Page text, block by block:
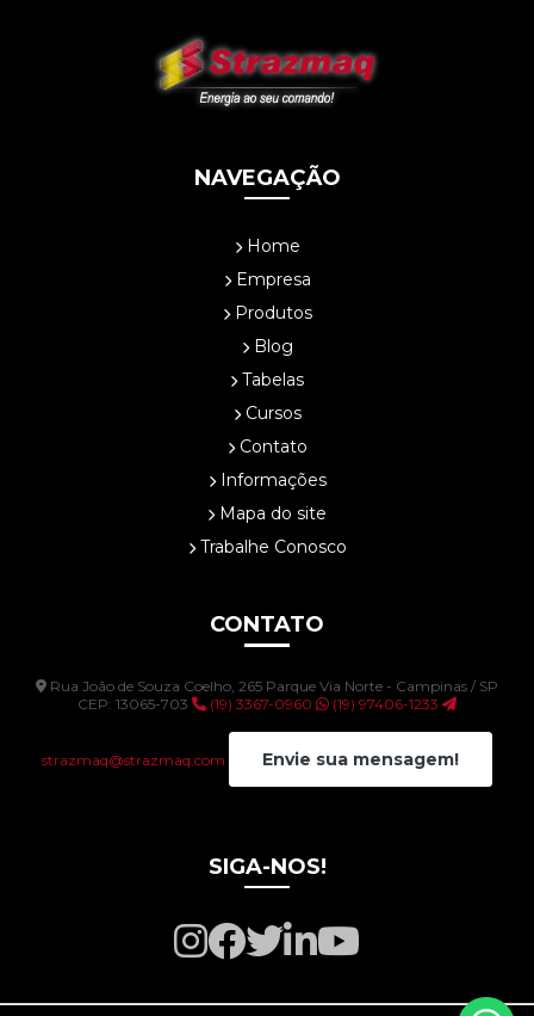
NAVEGAÇÃO
Home
Empresa
Produtos
Blog
Tabelas
Cursos
Contato
Informações
Mapa do site
Trabalhe Conosco
CONTATO
Rua João de Souza Coelho, 265 Parque Via Norte - Campinas / SP
CEP: 13065-703
(19) 3367-0960 (19) 97406-1233
strazmaq@strazmaq.com Envie sua mensagem!
SIGA-NOS!